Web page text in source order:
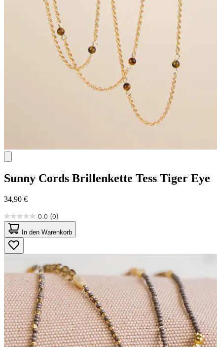
Sunny Cords Brillenkette Tess Tiger Eye
34,90 €
0.0 (0)
0.0
von
5
Sternen.
In den Warenkorb